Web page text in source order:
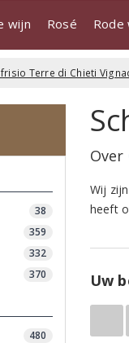
wijn Rosé Rode
Terre di Chieti
38
359
332
370
480
Over
Wij
heeft
Uw